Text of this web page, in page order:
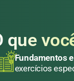
que
Fundamentos
exercícios